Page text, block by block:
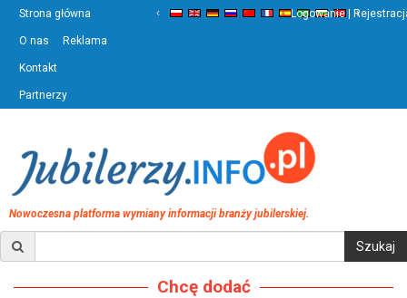
Strona główna
O nas Reklama
Kontakt
Partnerzy
‹ ›
Logowanie |
Nowoczesna platforma wymiany informacji branży jubilerskiej.
Chcę dodać